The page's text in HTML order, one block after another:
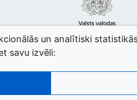
un analītiski
savu izvēli: